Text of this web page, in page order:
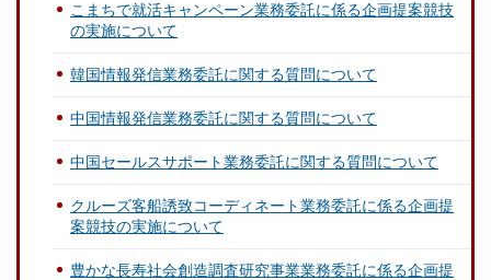
こまちで就活キャンペーン業務委託に係る企画提案競技
の実施について
韓国情報発信業務委託に関する質問について
中国情報発信業務委託に関する質問について
中国セールスサポート業務委託に関する質問について
クルーズ客船誘致コーディネート業務委託に係る企画提
案競技の実施について
豊かな長寿社会創造調査研究事業業務委託に係る企画提